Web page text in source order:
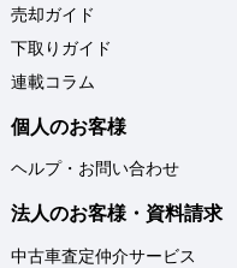
売却ガイド
下取りガイド
連載コラム
個人のお客様
ヘルプ・お問い合わせ
法人のお客様・資料請求
中古車査定仲介サービス